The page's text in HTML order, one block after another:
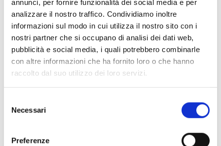
annunci, per fornire funzionalità dei social media e per
analizzare il nostro traffico. Condividiamo inoltre
informazioni sul modo in cui utilizza il nostro sito con i
nostri partner che si occupano di analisi dei dati web,
pubblicità e social media, i quali potrebbero combinarle
con altre informazioni che ha fornito loro o che hanno
raccolto dal suo utilizzo dei loro servizi.
delNecessari
Preferenze
Informazioni:
Comprensorio:
Mediavalle
Frazione / Località:
Barga
Fondazione:
Via dei Frati, 30, 55051 Barga